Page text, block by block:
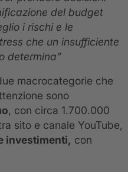
del budget
i rischi e le
che un insufficiente
determina”
macrocategorie che
sono
, con circa 1.700.000
sito e canale YouTube,
investimenti, con